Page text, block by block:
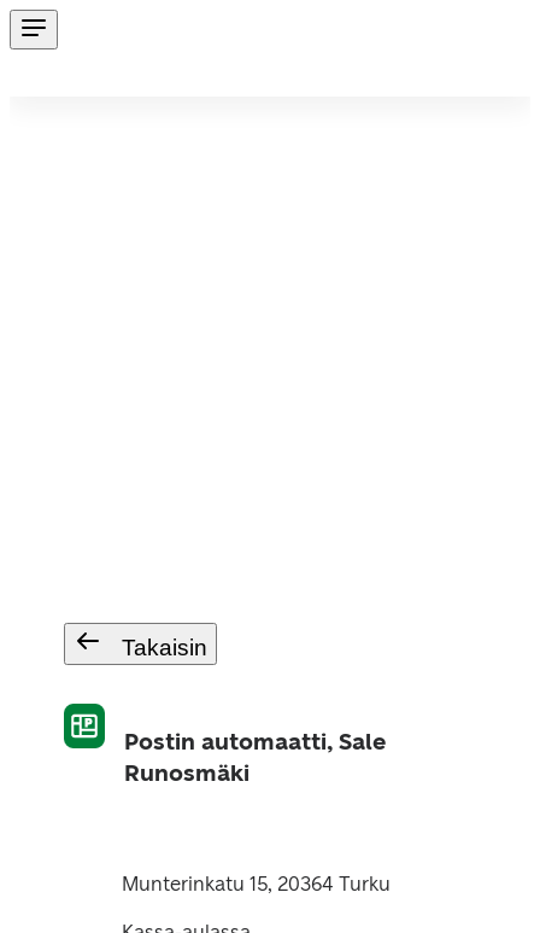
Takaisin
Postin automaatti, Sale
Runosmäki
Munterinkatu 15, 20364 Turku